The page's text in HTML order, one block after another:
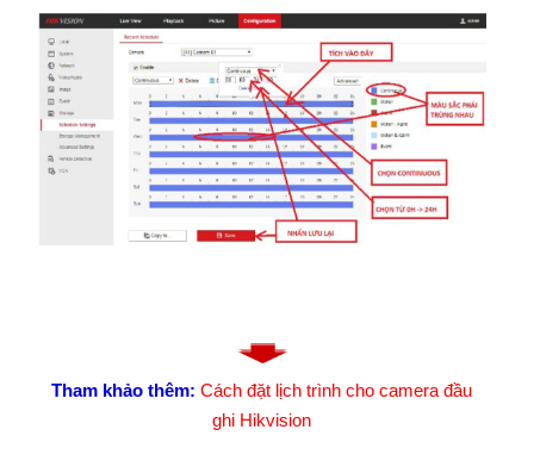
Tham khảo thêm: Cách đặt lịch trình cho camera đầu
ghi Hikvision